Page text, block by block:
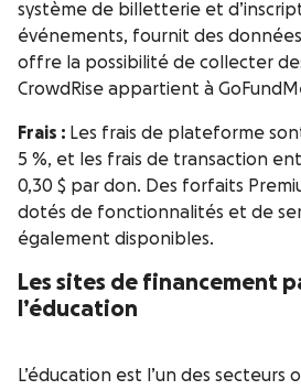
système de billetterie et
événements, fournit des
offre la possibilité de collecter
CrowdRise appartient à
Frais : Les frais de plateforme
5 %, et les frais de transaction
0,30 $ par don. Des forfaits
dotés de fonctionnalités et de
également disponibles.
Les sites de financement
l’éducation
L’éducation est l’un des